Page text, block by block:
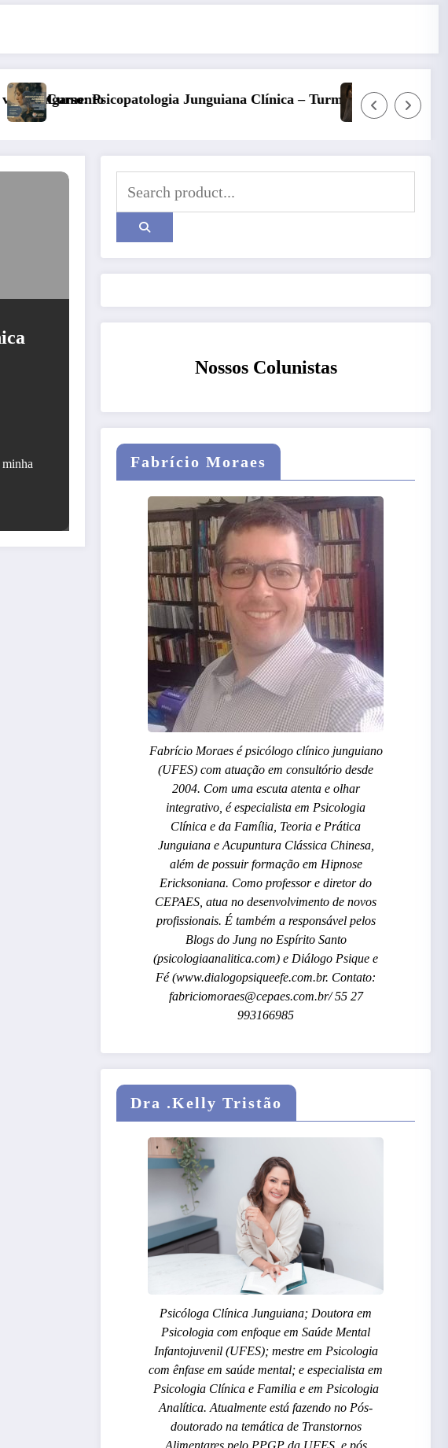
Clínica – Turma 6 Kore, Deméter e o inverno: a fertilidade das
minha
Nossos Colunistas
Fabrício Moraes
Fabrício Moraes é psicólogo clínico junguiano
(UFES) com atuação em consultório desde
2004. Com uma escuta atenta e olhar
integrativo, é especialista em Psicologia
Clínica e da Família, Teoria e Prática
Junguiana e Acupuntura Clássica Chinesa,
além de possuir formação em Hipnose
Ericksoniana. Como professor e diretor do
CEPAES, atua no desenvolvimento de novos
profissionais. É também a responsável pelos
Blogs do Jung no Espírito Santo
(psicologiaanalitica.com) e Diálogo Psique e
Fé (www.dialogopsiqueefe.com.br. Contato:
fabriciomoraes@cepaes.com.br/ 55 27
993166985
Dra .Kelly Tristão
Psicóloga Clínica Junguiana; Doutora em
Psicologia com enfoque em Saúde Mental
Infantojuvenil (UFES); mestre em Psicologia
com ênfase em saúde mental; e especialista em
Psicologia Clínica e Familia e em Psicologia
Analítica. Atualmente está fazendo no Pós-
doutorado na temática de Transtornos
Alimentares pelo PPGP da UFES, e pós